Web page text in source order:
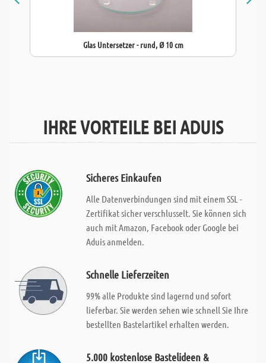
Glas Untersetzer - rund, Ø 10 cm
IHRE VORTEILE BEI ADUIS
Sicheres Einkaufen
Alle Datenverbindungen sind mit einem SSL -
Zertifikat sicher verschlusselt. Sie können sich
auch mit Amazon, Facebook oder Google bei
Aduis anmelden.
Schnelle Lieferzeiten
99% alle Produkte sind lagernd und sofort
lieferbar. Sie werden sehen wie schnell Sie Ihre
bestellten Bastelartikel erhalten werden.
5.000 kostenlose Bastelideen &